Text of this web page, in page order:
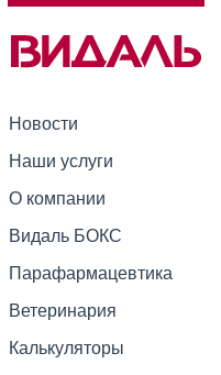
Новости
Наши услуги
О компании
Видаль БОКС
Парафармацевтика
Ветеринария
Калькуляторы